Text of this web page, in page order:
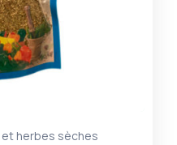
herbes sèches